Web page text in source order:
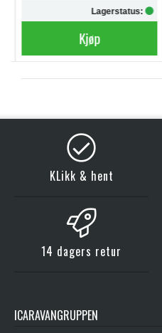
Lagerstatus:
Kjøp
KLikk & hent
14 dagers retur
ICARAVANGRUPPEN